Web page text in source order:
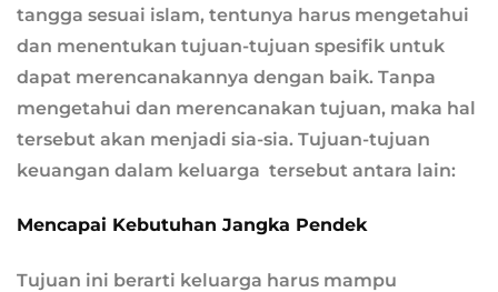
tangga sesuai islam, tentunya harus mengetahui
dan menentukan tujuan-tujuan spesifik untuk
dapat merencanakannya dengan baik. Tanpa
mengetahui dan merencanakan tujuan, maka hal
tersebut akan menjadi sia-sia. Tujuan-tujuan
keuangan dalam keluarga tersebut antara lain:
Mencapai Kebutuhan Jangka Pendek
Tujuan ini berarti keluarga harus mampu